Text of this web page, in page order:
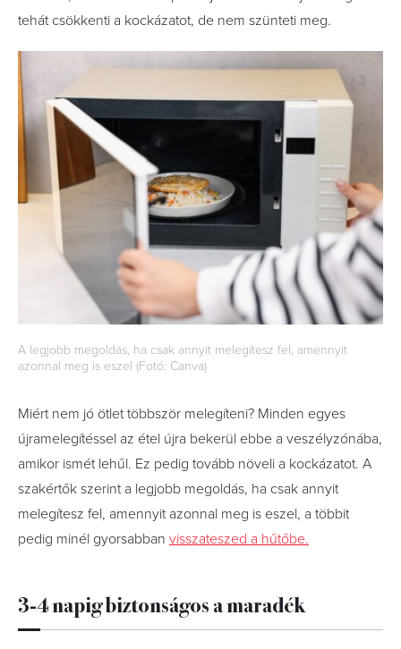
tehát csökkenti a kockázatot, de nem szünteti meg.
A legjobb megoldás, ha csak annyit melegítesz fel, amennyit
azonnal meg is eszel (Fotó: Canva)
Miért nem jó ötlet többször melegíteni? Minden egyes
újramelegítéssel az étel újra bekerül ebbe a veszélyzónába,
amikor ismét lehűl. Ez pedig tovább növeli a kockázatot. A
szakértők szerint a legjobb megoldás, ha csak annyit
melegítesz fel, amennyit azonnal meg is eszel, a többit
pedig minél gyorsabban visszateszed a hűtőbe.
3-4 napig biztonságos a maradék